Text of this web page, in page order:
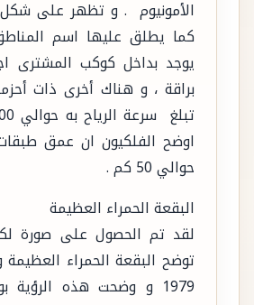
الأمونيوم . و تظهر على
كما يطلق عليها اسم
يوجد بداخل كوكب المشترى
براقة ، و هناك أخرى ذات
اوضح الفلكيون ان عمق
حوالي 50 كم .
البقعة الحمراء العظيمة
لقد تم الحصول على صورة
توضح البقعة الحمراء
1979 و وضحت هذه